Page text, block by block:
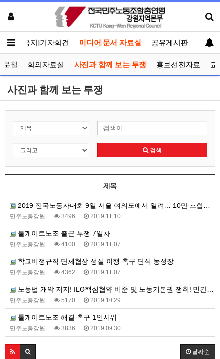
인 공지|기자회견 미디어|문서 자료실 공유게시판 선거
문철 회의자료실 사진과 함께 보는 투쟁 홍보선전자료 교
사진과 함께 보는 투쟁
검색
제목
2019 전국노동자대회 9일 서울 여의도에서 열려… 10만 조합원 참가
민주노총강원 3496 2019.11.10
톨게이트노조 출근 투쟁 7일차
민주노총강원 4100 2019.11.07
학교비정규직 단체협상 성실 이행 촉구 단식 농성장
민주노총강원 4362 2019.11.07
노동법 개악 저지! ILO핵심협약 비준 및 노동기본권 쟁취! 민간위탁 폐지! 직접고용 쟁취! 비정규직 철폐!…
민주노총강원 5170 2019.10.29
톨게이트노조 해결 촉구 1인시위
민주노총강원 3836 2019.09.30
날짜순